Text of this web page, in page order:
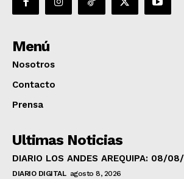
Menú
Nosotros
Contacto
Prensa
Ultimas Noticias
DIARIO LOS ANDES AREQUIPA: 08/
DIARIO DIGITAL agosto 8, 2026